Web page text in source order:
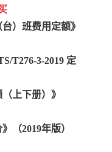
）班费用定额》
T276-3-2019 定
上下册）》
（2019年版）